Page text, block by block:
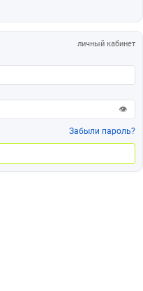
личный кабинет
👁
Забыли пароль?